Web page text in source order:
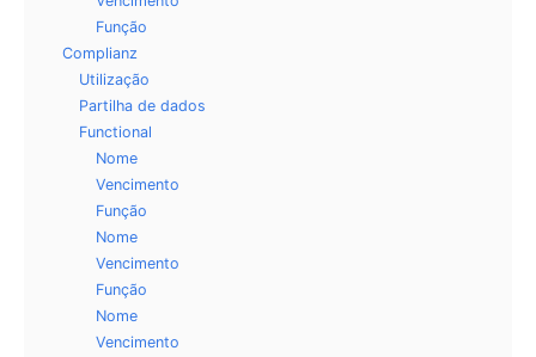
Função
Complianz
Utilização
Partilha de dados
Functional
Nome
Vencimento
Função
Nome
Vencimento
Função
Nome
Vencimento